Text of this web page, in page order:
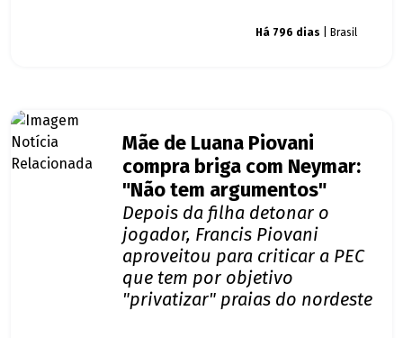
Há 796 dias | Brasil
Mãe de Luana Piovani
compra briga com Neymar:
"Não tem argumentos"
Depois da filha detonar o
jogador, Francis Piovani
aproveitou para criticar a PEC
que tem por objetivo
"privatizar" praias do nordeste